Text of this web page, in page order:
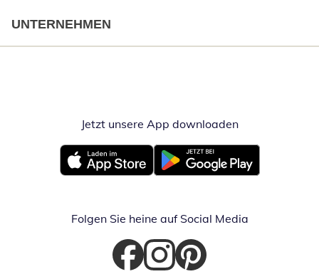
UNTERNEHMEN
Jetzt unsere App downloadenÖffnet in
Öffnet in neuem FensterÖffnet in neuem Fenster
Folgen Sie heine auf Social Media
Öffnet in neuem Fenster
Öffnet in neuem Fenster
Öffnet in neuem Fenster